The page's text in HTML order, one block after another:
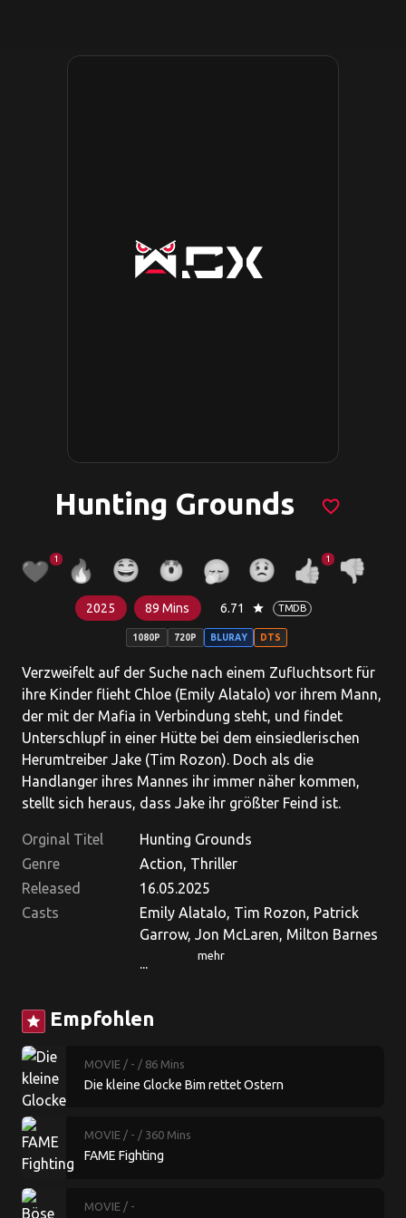
Hunting Grounds favorite_border
1 1
2025 89 Mins 6.71 star TMDB
1080P 720P BLURAY DTS
Verzweifelt auf der Suche nach einem Zufluchtsort für
ihre Kinder flieht Chloe (Emily Alatalo) vor ihrem Mann,
der mit der Mafia in Verbindung steht, und findet
Unterschlupf in einer Hütte bei dem einsiedlerischen
Herumtreiber Jake (Tim Rozon). Doch als die
Handlanger ihres Mannes ihr immer näher kommen,
stellt sich heraus, dass Jake ihr größter Feind ist.
Orginal Titel
Hunting Grounds
Genre
Action, Thriller
Released
16.05.2025
Casts
Emily Alatalo, Tim Rozon, Patrick
Garrow, Jon McLaren, Milton Barnes
...
mehr
star Empfohlen
MOVIE / - / 86 Mins
Die kleine Glocke Bim rettet Ostern
MOVIE / - / 360 Mins
FAME Fighting
MOVIE / -